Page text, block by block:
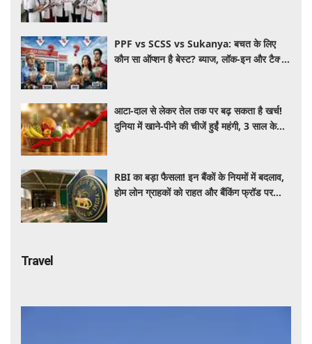
PPF vs SCSS vs Sukanya: बचत के लिए
कौन सा ऑप्शन है बेस्ट? ब्याज, लॉक-इन और टैक्स
आटा-दाल से लेकर तेल तक पर बढ़ सकता है खर्च!
दुनिया में खाने-पीने की चीजें हुईं महंगी, 3 साल के
RBI का बड़ा फैसला! इन बैंकों के नियमों में बदलाव,
होम लोन ग्राहकों को राहत और बैंकिंग फ्रॉड पर
Travel